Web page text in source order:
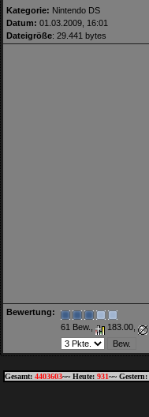
Kategorie: Nintendo DS
Datum: 01.03.2009, 16:01
Dateigröße: 29.441 bytes
Bewertung:
61 Bew.,
183.00,
Gesamt: 4403603~~ Heute: 931~~ Gestern: